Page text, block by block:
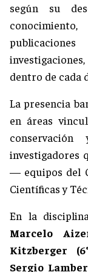
según su
dentro de cada
La presencia
en áreas
investigadores
— equipos del
Científicas y
En la disciplina
Marcelo
Kitzberger
Sergio